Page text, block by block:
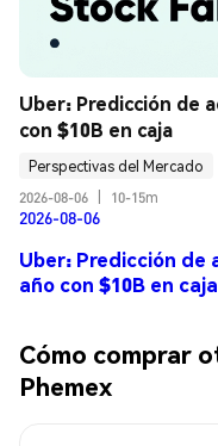
Uber: Predicción de
con $10B en caja
Perspectivas del Mercado
2026-08-06
10-15m
2026-08-06
Uber: Predicción de
año con $10B en caja
Cómo comprar
Phemex